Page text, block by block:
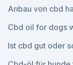
Anbau von cbd
Cbd oil for dogs
Ist cbd gut oder